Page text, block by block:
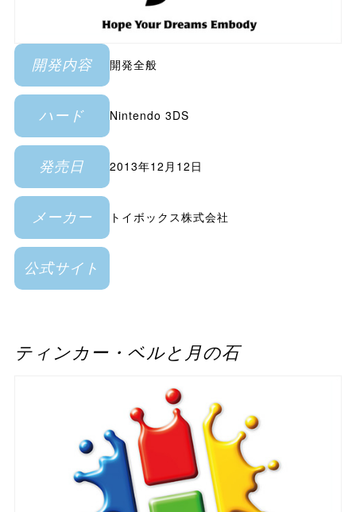
開発内容 開発全般
ハード Nintendo 3DS
発売日 2013年12月12日
メーカー トイボックス株式会社
公式サイト
ティンカー・ベルと月の石